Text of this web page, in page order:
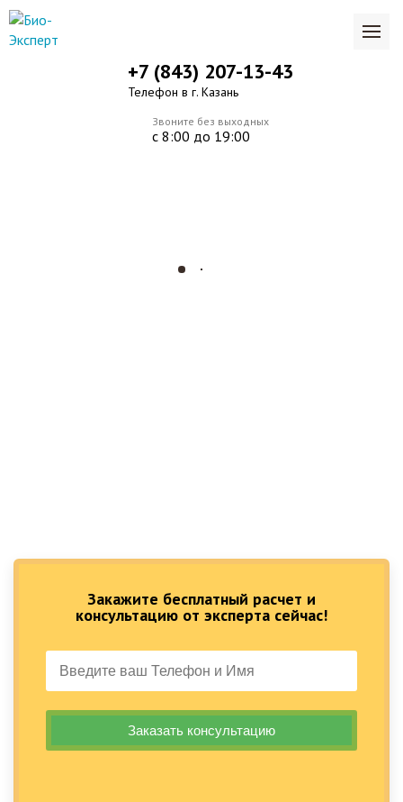
Закажите бесплатный расчет и
консультацию от эксперта сейчас!
Звоните без выходных
с 8:00 до 19:00
+7 (843) 207-13-43
Телефон в г. Казань